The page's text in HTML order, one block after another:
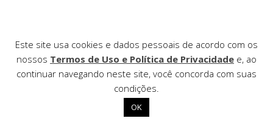
Este site usa cookies e dados pessoais de acordo com os
nossos Termos de Uso e Política de Privacidade e, ao
continuar navegando neste site, você concorda com suas
condições.
OK